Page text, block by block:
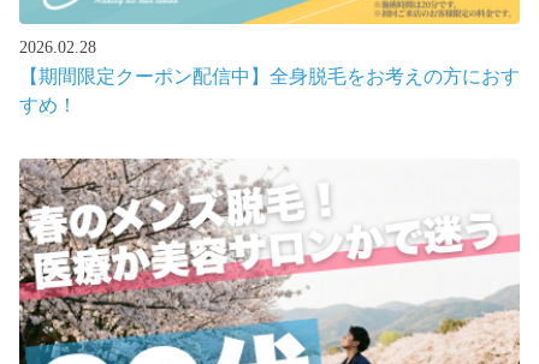
2026.02.28
【期間限定クーポン配信中】全身脱毛をお考えの方におす
すめ！